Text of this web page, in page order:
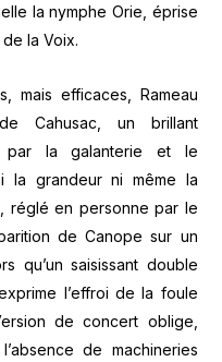
la nymphe Orie, éprise
la Voix.
mais efficaces, Rameau
Cahusac, un brillant
par la galanterie et le
la grandeur ni même la
réglé en personne par le
de Canope sur un
qu’un saisissant double
l’effroi de la foule
de concert oblige,
de machineries